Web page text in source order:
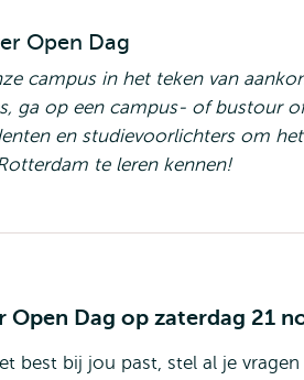
Open Dag
campus in het teken van
ga op een campus- of bustour
en studievoorlichters om
te leren kennen!
Open Dag op zaterdag 21
best bij jou past, stel al je